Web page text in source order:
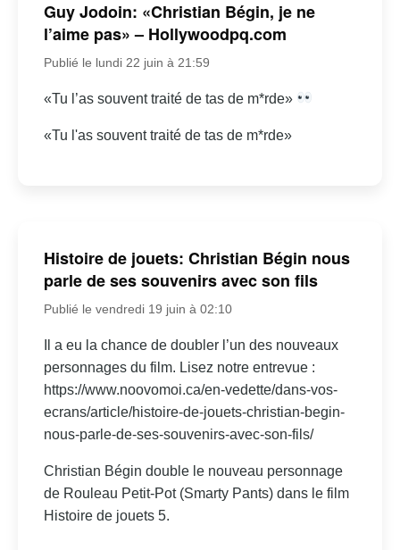
Guy Jodoin: «Christian Bégin, je ne
l’aime pas» – Hollywoodpq.com
Publié le lundi 22 juin à 21:59
«Tu l’as souvent traité de tas de m*rde»
«Tu l'as souvent traité de tas de m*rde»
Histoire de jouets: Christian Bégin nous
parle de ses souvenirs avec son fils
Publié le vendredi 19 juin à 02:10
Il a eu la chance de doubler l’un des nouveaux
personnages du film. Lisez notre entrevue :
https://www.noovomoi.ca/en-vedette/dans-vos-
ecrans/article/histoire-de-jouets-christian-begin-
nous-parle-de-ses-souvenirs-avec-son-fils/
Christian Bégin double le nouveau personnage
de Rouleau Petit-Pot (Smarty Pants) dans le film
Histoire de jouets 5.